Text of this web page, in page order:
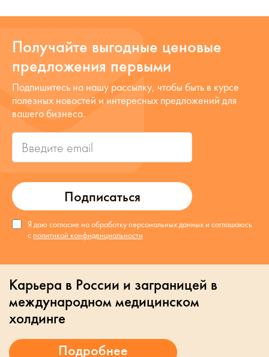
Получайте выгодные ценовые
предложения первыми
Подписаться
Подпишитесь на нашу рассылку, чтобы быть в курсе
полезных новостей и интересных предложений для
вашего бизнеса.
Я даю согласие на обработку персональных данных и соглашаюсь
с политикой конфиденциальности
Карьера в России и заграницей в
международном медицинском
холдинге